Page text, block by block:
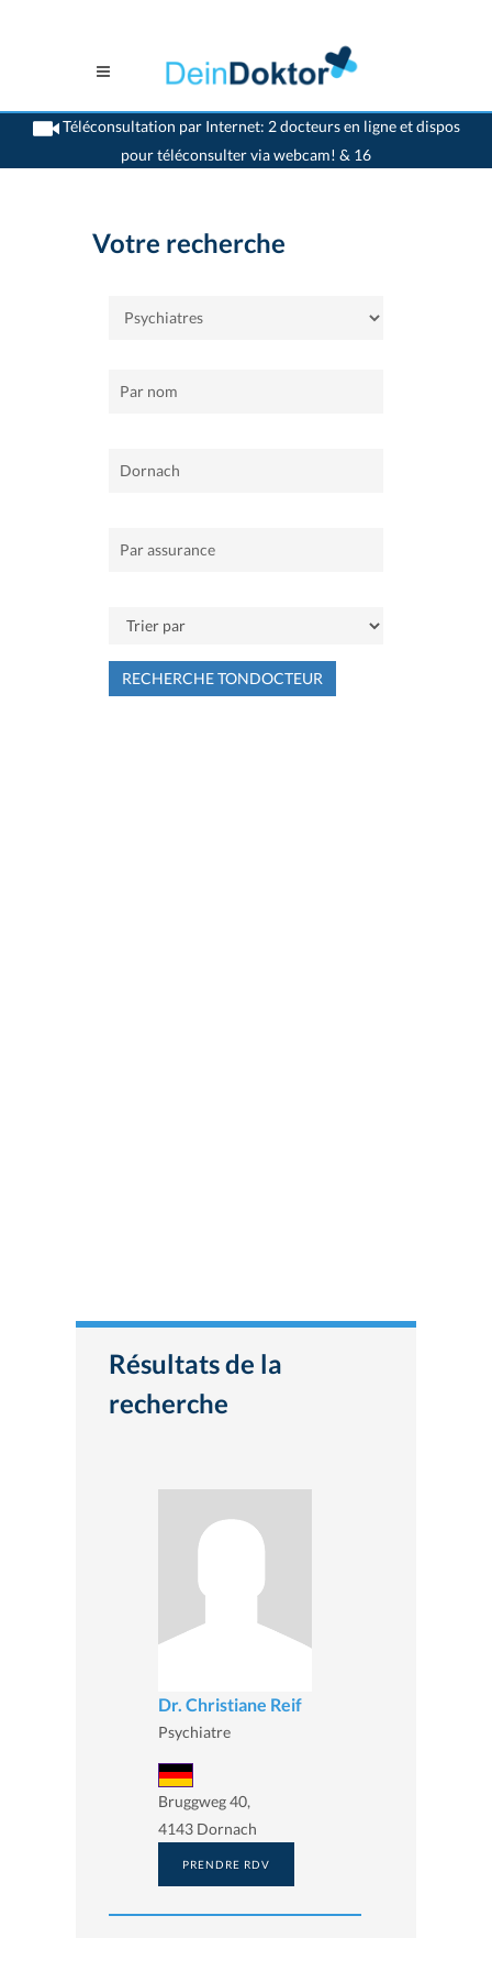
Téléconsultation par Internet: 2 docteurs en ligne et dispos
pour téléconsulter via webcam! & 16
>Accueil>Dornach>Psychiatres
Votre recherche
RECHERCHE TONDOCTEUR
Résultats de la
recherche
Dr. Christiane Reif
Psychiatre
Bruggweg 40,
4143 Dornach
PRENDRE RDV